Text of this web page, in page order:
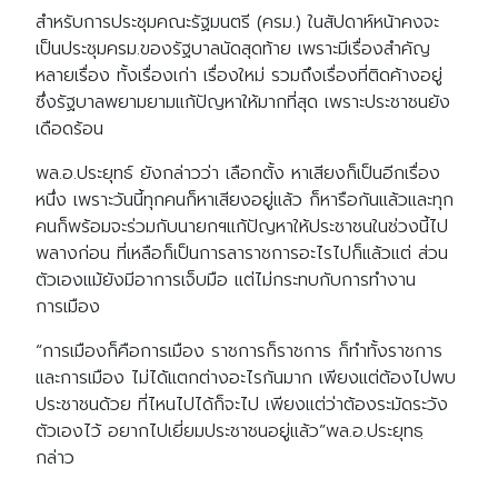
สำหรับการประชุมคณะรัฐมนตรี (ครม.) ในสัปดาห์หน้าคงจะ
เป็นประชุมครม.ของรัฐบาลนัดสุดท้าย เพราะมีเรื่องสำคัญ
หลายเรื่อง ทั้งเรื่องเก่า เรื่องใหม่ รวมถึงเรื่องที่ติดค้างอยู่
ซึ่งรัฐบาลพยามยามแก้ปัญหาให้มากที่สุด เพราะประชาชนยัง
เดือดร้อน
พล.อ.ประยุทธ์ ยังกล่าวว่า เลือกตั้ง หาเสียงก็เป็นอีกเรื่อง
หนึ่ง เพราะวันนี้ทุกคนก็หาเสียงอยู่แล้ว ก็หารือกันแล้วและทุก
คนก็พร้อมจะร่วมกับนายกฯแก้ปัญหาให้ประชาชนในช่วงนี้ไป
พลางก่อน ที่เหลือก็เป็นการลาราชการอะไรไปก็แล้วแต่ ส่วน
ตัวเองแม้ยังมีอาการเจ็บมือ แต่ไม่กระทบกับการทำงาน
การเมือง
“การเมืองก็คือการเมือง ราชการก็ราชการ ก็ทำทั้งราชการ
และการเมือง ไม่ได้แตกต่างอะไรกันมาก เพียงแต่ต้องไปพบ
ประชาชนด้วย ที่ไหนไปได้ก็จะไป เพียงแต่ว่าต้องระมัดระวัง
ตัวเองไว้ อยากไปเยี่ยมประชาชนอยู่แล้ว”พล.อ.ประยุทธฺ
กล่าว